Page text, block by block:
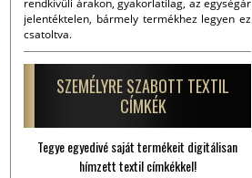
rendkívüli árakon, gyakorlatilag, az egységár
jelentéktelen, bármely termékhez legyen ez
csatoltva.
SZEMÉLYRE SZABOTT TEXTIL
CÍMKÉK
Tegye egyedivé saját termékeit digitálisan
hímzett textil címkékkel!